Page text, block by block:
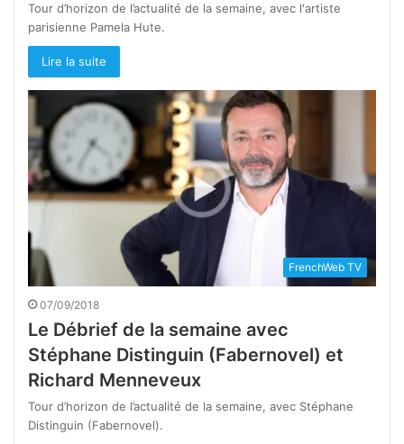
Tour d’horizon de l’actualité de la semaine, avec l'artiste
parisienne Pamela Hute.
Lire la suite
FrenchWeb TV
07/09/2018
Le Débrief de la semaine avec
Stéphane Distinguin (Fabernovel) et
Richard Menneveux
Tour d’horizon de l’actualité de la semaine, avec Stéphane
Distinguin (Fabernovel).